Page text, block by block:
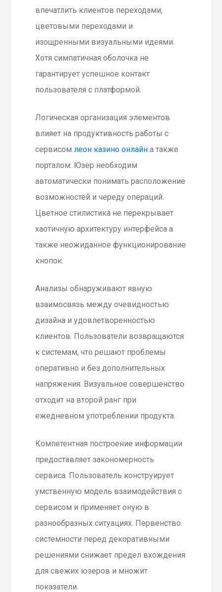
впечатлить клиентов переходами,
цветовыми переходами и
изощренными визуальными идеями.
Хотя симпатичная оболочка не
гарантирует успешное контакт
пользователя с платформой.
Логическая организация элементов
влияет на продуктивность работы с
сервисом леон казино онлайн а также
порталом. Юзер необходим
автоматически понимать расположение
возможностей и череду операций.
Цветное стилистика не перекрывает
хаотичную архитектуру интерфейса а
также неожиданное функционирование
кнопок.
Анализы обнаруживают явную
взаимосвязь между очевидностью
дизайна и удовлетворенностью
клиентов. Пользователи возвращаются
к системам, что решают проблемы
оперативно и без дополнительных
напряжения. Визуальное совершенство
отходит на второй ранг при
ежедневном употреблении продукта.
Компетентная построение информации
предоставляет закономерность
сервиса. Пользователь конструирует
умственную модель взаимодействия с
сервисом и применяет оную в
разнообразных ситуациях. Первенство
системности перед декоративными
решениями снижает предел вхождения
для свежих юзеров и множит
показатели.